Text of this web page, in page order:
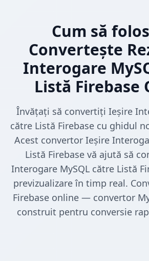
Cum să
Convertește
Interogare
Listă Firebase
Învățați să convertiți Ieșire
către Listă Firebase cu ghidul
Acest convertor Ieșire
Listă Firebase vă ajută să
Interogare MySQL către Listă
previzualizare în timp real.
Firebase online — convertor
construit pentru conversie